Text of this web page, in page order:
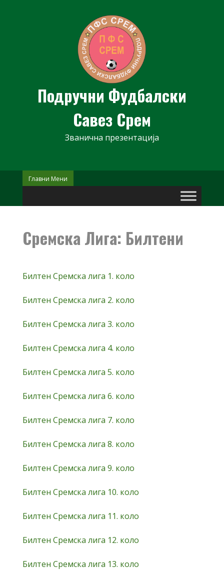
Подручни Фудбалски
Савез Срем
Званична презентација
Главни Мени
Сремска Лига: Билтени
Билтен Сремска лига 1. коло
Билтен Сремска лига 2. коло
Билтен Сремска лига 3. коло
Билтен Сремска лига 4. коло
Билтен Сремска лига 5. коло
Билтен Сремска лига 6. коло
Билтен Сремска лига 7. коло
Билтен Сремска лига 8. коло
Билтен Сремска лига 9. коло
Билтен Сремска лига 10. коло
Билтен Сремска лига 11. коло
Билтен Сремска лига 12. коло
Билтен Сремска лига 13. коло